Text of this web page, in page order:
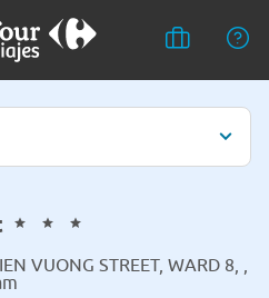
VUONG STREET, WARD 8, ,